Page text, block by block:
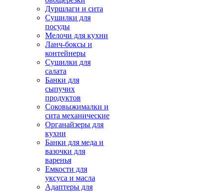
Дуршлаги и сита
Сушилки для
посуды
Мелочи для кухни
Ланч-боксы и
контейнеры
Сушилки для
салата
Банки для
сыпучих
продуктов
Соковыжималки и
сита механические
Органайзеры для
кухни
Банки для меда и
вазочки для
варенья
Емкости для
уксуса и масла
Адаптеры для